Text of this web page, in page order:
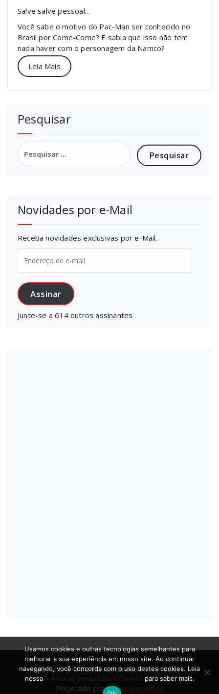
Salve salve pessoal…
Você sabe o motivo do Pac-Man ser conhecido no
Brasil por Come-Come? E sabia que isso não tem
nada haver com o personagem da Namco?
Leia Mais
Pesquisar
Pesquisar
por:
Novidades por e-Mail
Receba novidades exclusivas por e-Mail.
de
e-
mail
Assinar
Junte-se a 614 outros assinantes
Aperta o X © Todos os direitos reservados.
Projetado porAtilio Sistemas
Usamos cookies e outras tecnologias semelhantes para
melhorar a sua experiência em nosso site. Ao continuar
navegando, você concorda com o uso destes cookies. Leia
nossa Política de Privacidade e Cookies para saber mais.